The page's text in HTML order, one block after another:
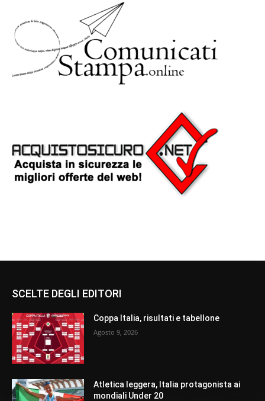
SCELTE DEGLI EDITORI
Coppa Italia, risultati e tabellone
Agosto 9, 2026
Atletica leggera, Italia protagonista ai
mondiali Under 20